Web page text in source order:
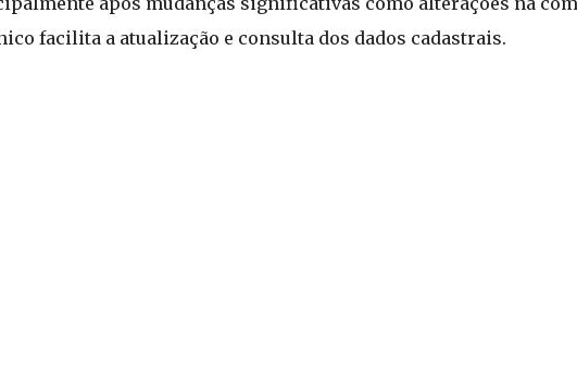
facilita a atualização e consulta dos dados cadastrais.